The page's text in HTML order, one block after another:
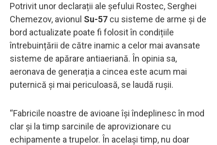
Potrivit unor declarații ale șefului Rostec, Serghei
Chemezov, avionul Su-57 cu sisteme de arme și de
bord actualizate poate fi folosit în condițiile
întrebuințării de către inamic a celor mai avansate
sisteme de apărare antiaeriană. În opinia sa,
aeronava de generația a cincea este acum mai
puternică și mai periculoasă, se laudă rușii.
“Fabricile noastre de avioane își îndeplinesc în mod
clar și la timp sarcinile de aprovizionare cu
echipamente a trupelor. În același timp, nu doar